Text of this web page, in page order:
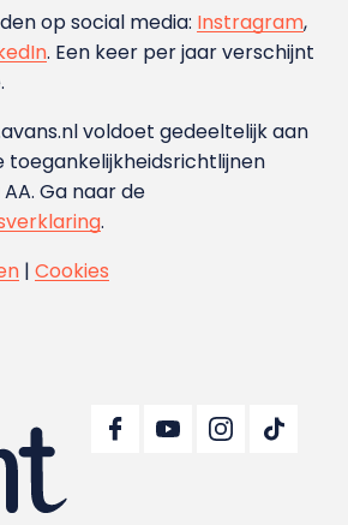
op social media: Instragram,
. Een keer per jaar verschijnt
voldoet gedeeltelijk aan
AA. Ga naar de
.
| Cookies